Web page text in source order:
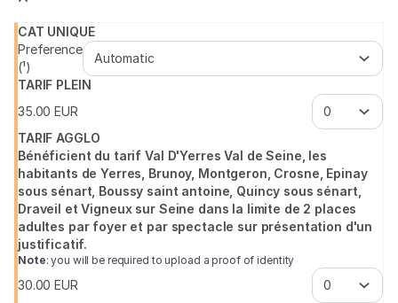
Val
Seine
CAT UNIQUE
Preference
(¹)
TARIF PLEIN
35.00 EUR
TARIF AGGLO
Bénéficient du tarif Val D'Yerres Val de Seine, les
habitants de Yerres, Brunoy, Montgeron, Crosne, Epinay
sous sénart, Boussy saint antoine, Quincy sous sénart,
Draveil et Vigneux sur Seine dans la limite de 2 places
adultes par foyer et par spectacle sur présentation d'un
justificatif.
Note: you will be required to upload a proof of identity
30.00 EUR